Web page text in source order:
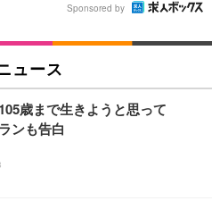
Sponsored by
ュース
歳まで生きようと思って
ンも告白